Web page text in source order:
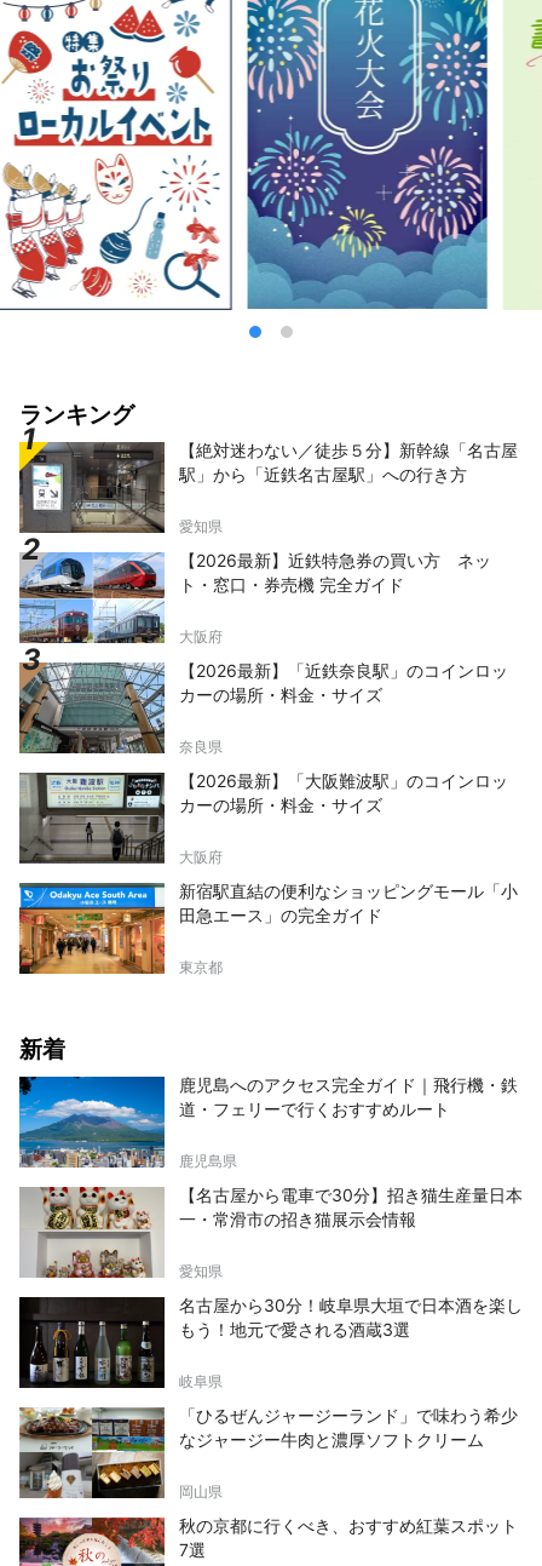
ランキング
【絶対迷わない／徒歩５分】新幹線「名古屋
駅」から「近鉄名古屋駅」への行き方
愛知県
【2026最新】近鉄特急券の買い方 ネッ
ト・窓口・券売機 完全ガイド
大阪府
【2026最新】「近鉄奈良駅」のコインロッ
カーの場所・料金・サイズ
奈良県
【2026最新】「大阪難波駅」のコインロッ
カーの場所・料金・サイズ
大阪府
新宿駅直結の便利なショッピングモール「小
田急エース」の完全ガイド
東京都
新着
鹿児島へのアクセス完全ガイド｜飛行機・鉄
道・フェリーで行くおすすめルート
鹿児島県
【名古屋から電車で30分】招き猫生産量日本
一・常滑市の招き猫展示会情報
愛知県
名古屋から30分！岐阜県大垣で日本酒を楽し
もう！地元で愛される酒蔵3選
岐阜県
「ひるぜんジャージーランド」で味わう希少
なジャージー牛肉と濃厚ソフトクリーム
岡山県
秋の京都に行くべき、おすすめ紅葉スポット
7選